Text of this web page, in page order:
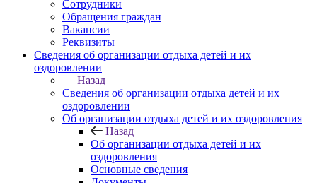
Сотрудники
Обращения граждан
Вакансии
Реквизиты
Сведения об организации отдыха детей и их
оздоровлении
Назад
Сведения об организации отдыха детей и их
оздоровлении
Об организации отдыха детей и их оздоровления
Назад
Об организации отдыха детей и их
оздоровления
Основные сведения